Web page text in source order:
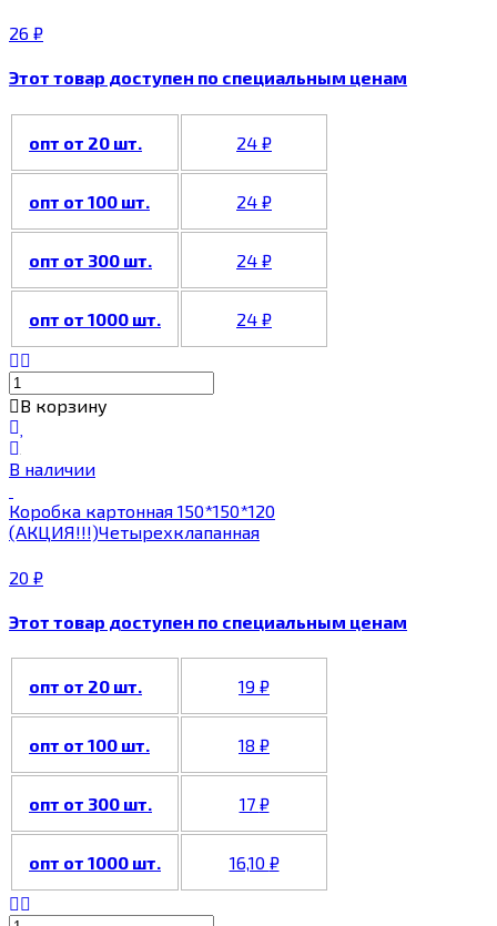
26 ₽
Этот товар доступен по специальным ценам
опт от 20 шт. 24 ₽
опт от 100 шт. 24 ₽
опт от 300 шт. 24 ₽
опт от 1000 шт. 24 ₽
В корзину
В наличии
Коробка картонная 150*150*120
(АКЦИЯ!!!)Четырехклапанная
20 ₽
Этот товар доступен по специальным ценам
опт от 20 шт. 19 ₽
опт от 100 шт. 18 ₽
опт от 300 шт. 17 ₽
опт от 1000 шт. 16,10 ₽